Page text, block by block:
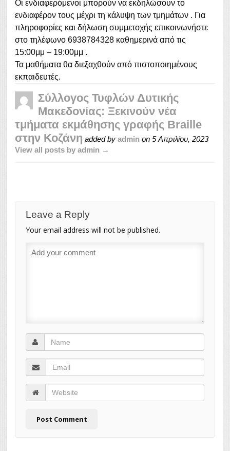
Οι ενδιαφερόμενοι μπορούν να εκδηλώσουν το
ενδιαφέρον τους μέχρι τη κάλυψη των τμημάτων . Για
πληροφορίες και δήλωση συμμετοχής επικοινωνήστε
στο τηλέφωνο 6938784328 καθημερινά από τις
15:00μμ – 19:00μμ .
Τα μαθήματα θα διεξαχθούν από πιστοποιημένους
εκπαιδευτές.
Σύλλογος Τυφλών Δυτικής
Μακεδονίας: Ξεκινούν νέα
τμήματα εκμάθησης γραφής Braille
στην Κοζάνη added by admin on 5 Απριλίου, 2023
View all posts by admin →
Leave a Reply
Your email address will not be published.